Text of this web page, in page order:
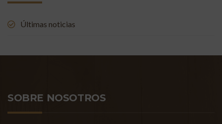
Últimas noticias
SOBRE NOSOTROS